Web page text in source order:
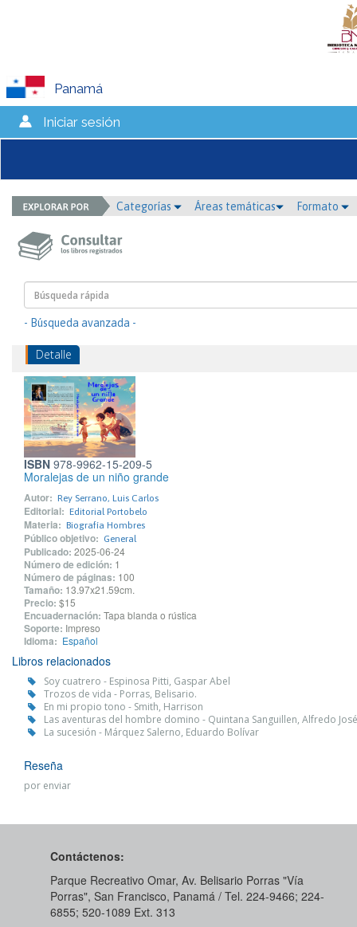
Panamá
Iniciar sesión
Categorías Áreas temáticas Formato
- Búsqueda avanzada -
Detalle
ISBN 978-9962-15-209-5
Moralejas de un niño grande
Autor: Rey Serrano, Luis Carlos
Editorial: Editorial Portobelo
Materia: Biografía Hombres
Público objetivo: General
Publicado: 2025-06-24
Número de edición: 1
Número de páginas: 100
Tamaño: 13.97x21.59cm.
Precio: $15
Encuadernación: Tapa blanda o rústica
Soporte: Impreso
Idioma: Español
Libros relacionados
Soy cuatrero - Espinosa Pitti, Gaspar Abel
Trozos de vida - Porras, Belisario.
En mi propio tono - Smith, Harrison
Las aventuras del hombre domino - Quintana Sanguillen, Alfredo José
La sucesión - Márquez Salerno, Eduardo Bolívar
Reseña
por enviar
Contáctenos:
Parque Recreativo Omar, Av. Belisario Porras "Vía
Porras", San Francisco, Panamá / Tel. 224-9466; 224-
6855; 520-1089​ Ext. 313